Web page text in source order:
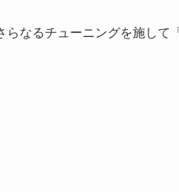
なるチューニングを施して「